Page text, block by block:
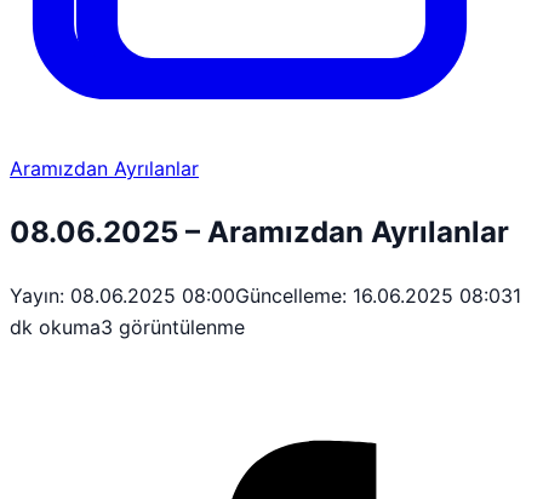
Aramızdan Ayrılanlar
08.06.2025 – Aramızdan Ayrılanlar
Yayın: 08.06.2025 08:00Güncelleme: 16.06.2025 08:031
dk okuma3 görüntülenme